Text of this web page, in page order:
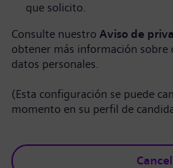
que solicito.
Consulte nuestro Aviso de
obtener más información sobre
datos personales.
(Esta configuración se puede
momento en su perfil de